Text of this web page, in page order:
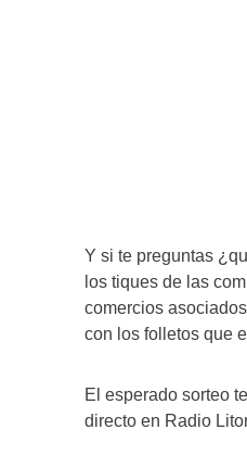
Y si te preguntas
los tiques de las
comercios
con los folletos que
El esperado sorteo
directo en Radio